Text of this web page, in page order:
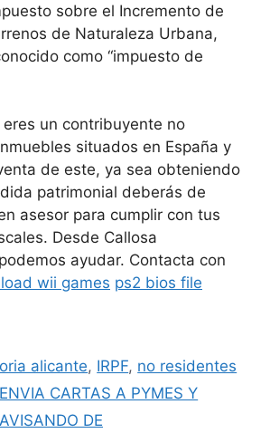
sobre el Incremento de
de Naturaleza Urbana,
como “impuesto de
eres un contribuyente no
situados en España y
de este, ya sea obteniendo
patrimonial deberás de
asesor para cumplir con tus
Desde Callosa
ayudar. Contacta con
wii games ps2 bios file
alicante, IRPF, no residentes
CARTAS A PYMES Y
DE